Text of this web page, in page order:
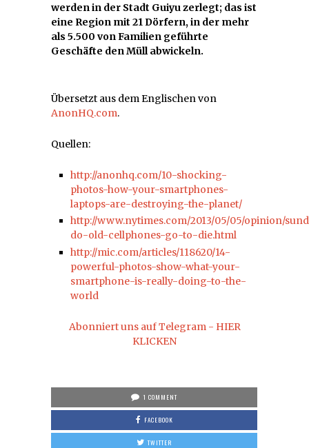
werden in der Stadt Guiyu zerlegt; das ist
eine Region mit 21 Dörfern, in der mehr
als 5.500 von Familien geführte
Geschäfte den Müll abwickeln.
Übersetzt aus dem Englischen von
AnonHQ.com.
Quellen:
http://anonhq.com/10-shocking-
photos-how-your-smartphones-
laptops-are-destroying-the-planet/
http://www.nytimes.com/2013/05/05/opinion/
do-old-cellphones-go-to-die.html
http://mic.com/articles/118620/14-
powerful-photos-show-what-your-
smartphone-is-really-doing-to-the-
world
Abonniert uns auf Telegram - HIER
KLICKEN
1 COMMENT
FACEBOOK
TWITTER